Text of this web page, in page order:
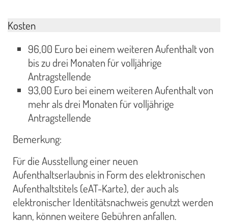
Kosten
96,00 Euro bei einem weiteren Aufenthalt von
bis zu drei Monaten für volljährige
Antragstellende
93,00 Euro bei einem weiteren Aufenthalt von
mehr als drei Monaten für volljährige
Antragstellende
Bemerkung:
Für die Ausstellung einer neuen
Aufenthaltserlaubnis in Form des elektronischen
Aufenthaltstitels (eAT-Karte), der auch als
elektronischer Identitätsnachweis genutzt werden
kann, können weitere Gebühren anfallen.